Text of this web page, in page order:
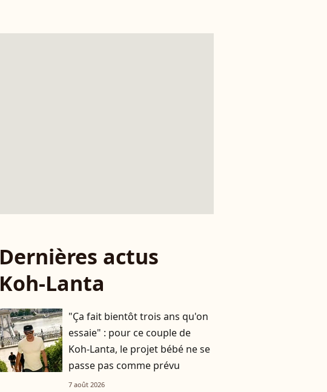
Dernières actus
Koh-Lanta
"Ça fait bientôt trois ans qu'on
essaie" : pour ce couple de
Koh-Lanta, le projet bébé ne se
passe pas comme prévu
7 août 2026